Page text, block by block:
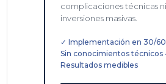
complicaciones técnicas ni
inversiones masivas.
✓ Implementación en 30/60
Sin conocimientos técnicos
Resultados medibles